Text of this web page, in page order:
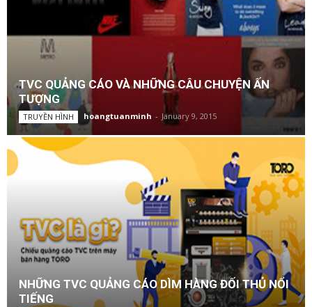
TVC QUẢNG CÁO VÀ NHỮNG CÂU CHUYỆN ẤN
TƯỢNG
TRUYỀN HÌNH hoangtuanminh - January 9, 2015
NHỮNG TVC QUẢNG CÁO DÌM HÀNG ĐỐI THỦ NỔI
TIẾNG